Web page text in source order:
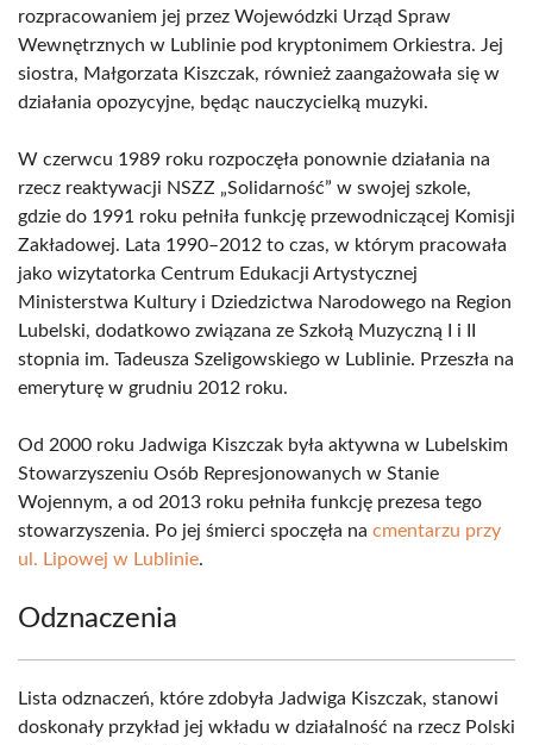
rozpracowaniem jej przez Wojewódzki Urząd Spraw
Wewnętrznych w Lublinie pod kryptonimem Orkiestra. Jej
siostra, Małgorzata Kiszczak, również zaangażowała się w
działania opozycyjne, będąc nauczycielką muzyki.
W czerwcu 1989 roku rozpoczęła ponownie działania na
rzecz reaktywacji NSZZ „Solidarność” w swojej szkole,
gdzie do 1991 roku pełniła funkcję przewodniczącej Komisji
Zakładowej. Lata 1990–2012 to czas, w którym pracowała
jako wizytatorka Centrum Edukacji Artystycznej
Ministerstwa Kultury i Dziedzictwa Narodowego na Region
Lubelski, dodatkowo związana ze Szkołą Muzyczną I i II
stopnia im. Tadeusza Szeligowskiego w Lublinie. Przeszła na
emeryturę w grudniu 2012 roku.
Od 2000 roku Jadwiga Kiszczak była aktywna w Lubelskim
Stowarzyszeniu Osób Represjonowanych w Stanie
Wojennym, a od 2013 roku pełniła funkcję prezesa tego
stowarzyszenia. Po jej śmierci spoczęła na cmentarzu przy
ul. Lipowej w Lublinie.
Odznaczenia
Lista odznaczeń, które zdobyła Jadwiga Kiszczak, stanowi
doskonały przykład jej wkładu w działalność na rzecz Polski